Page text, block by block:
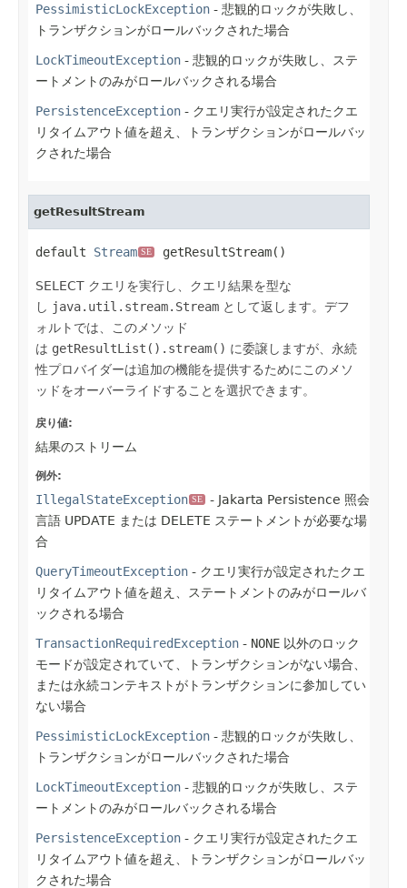
PessimisticLockException - 悲観的ロックが失敗し、
トランザクションがロールバックされた場合
LockTimeoutException - 悲観的ロックが失敗し、ステ
ートメントのみがロールバックされる場合
PersistenceException - クエリ実行が設定されたクエ
リタイムアウト値を超え、トランザクションがロールバッ
クされた場合
getResultStream
default Stream SE getResultStream()
SELECT クエリを実行し、クエリ結果を型な
し java.util.stream.Stream として返します。デフ
ォルトでは、このメソッド
は getResultList().stream() に委譲しますが、永続
性プロバイダーは追加の機能を提供するためにこのメソ
ッドをオーバーライドすることを選択できます。
戻り値:
結果のストリーム
例外:
IllegalStateException SE
- Jakarta Persistence 照会
言語 UPDATE または DELETE ステートメントが必要な場
合
QueryTimeoutException - クエリ実行が設定されたクエ
リタイムアウト値を超え、ステートメントのみがロールバ
ックされる場合
TransactionRequiredException - NONE 以外のロック
モードが設定されていて、トランザクションがない場合、
または永続コンテキストがトランザクションに参加してい
ない場合
PessimisticLockException - 悲観的ロックが失敗し、
トランザクションがロールバックされた場合
LockTimeoutException - 悲観的ロックが失敗し、ステ
ートメントのみがロールバックされる場合
PersistenceException - クエリ実行が設定されたクエ
リタイムアウト値を超え、トランザクションがロールバッ
クされた場合